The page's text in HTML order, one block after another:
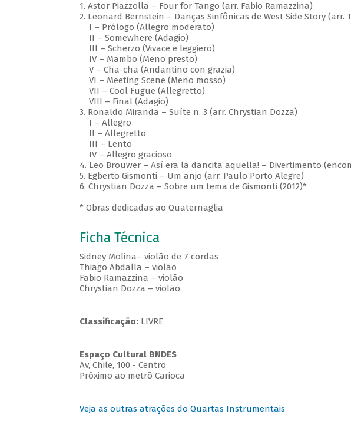
1. Astor Piazzolla – Four for Tango (arr. Fabio Ramazzina)
2. Leonard Bernstein – Danças Sinfônicas de West Side Story (arr.
I – Prólogo (Allegro moderato)
II – Somewhere (Adagio)
III – Scherzo (Vivace e leggiero)
IV – Mambo (Meno presto)
V – Cha-cha (Andantino con grazia)
VI – Meeting Scene (Meno mosso)
VII – Cool Fugue (Allegretto)
VIII – Final (Adagio)
3. Ronaldo Miranda – Suíte n. 3 (arr. Chrystian Dozza)
I – Allegro
II – Allegretto
III – Lento
IV – Allegro gracioso
4. Leo Brouwer – Así era la dancita aquella! – Divertimento
5. Egberto Gismonti – Um anjo (arr. Paulo Porto Alegre)
6. Chrystian Dozza – Sobre um tema de Gismonti (2012)*
* Obras dedicadas ao Quaternaglia
Ficha Técnica
Sidney Molina– violão de 7 cordas
Thiago Abdalla – violão
Fabio Ramazzina – violão
Chrystian Dozza – violão
Classificação: LIVRE
Espaço Cultural BNDES
Av, Chile, 100 - Centro
Próximo ao metrô Carioca
Veja as outras atrações do Quartas Instrumentais